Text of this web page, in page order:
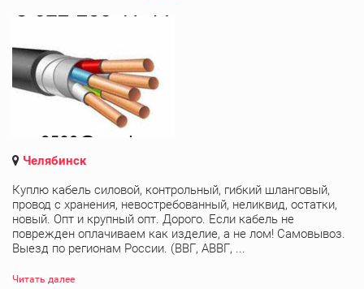
Челябинск
Куплю кабель силовой, контрольный, гибкий шланговый,
провод с хранения, невостребованный, неликвид, остатки,
новый. Опт и крупный опт. Дорого. Если кабель не
поврежден оплачиваем как изделие, а не лом! Самовывоз.
Выезд по регионам России. (ВВГ, АВВГ, ...
Читать далее